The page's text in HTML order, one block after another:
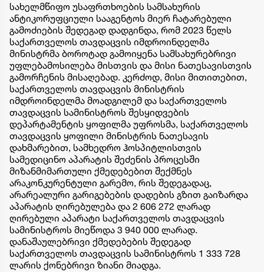
სახელმწიფო უსაფრთხოების სამსახურის
ანტიკორუფციული სააგენტოს მიერ ჩატარებული
გამოძიების შედეგად დადგინდა, რომ 2023 წელს
საქართველოს თავდაცვის იმდროინდელმა
მინისტრმა ბოროტად გამოიყენა სამსახურებრივი
უფლებამოსილება მისთვის და მისი ნათესავისთვის
გამორჩენის მისაღებად. კერძოდ, მისი მითითებით,
საქართველოს თავდაცვის მინისტრის
იმდროინდელმა მოადგილემ და საქართველოს
თავდაცვის სამინისტროს შესყიდვების
დეპარტამენტის ყოფილმა უფროსმა, საქართველოს
თავდაცვის ყოფილი მინისტრის ნათესავის
დახმარებით, სამხედრო ჰოსპიტლისთვის
სამედიცინო აპარატის შეძენის პროცესში
მიზანმიმართული ქმედებებით შექმნეს
არაკონკურენტული გარემო, რის შედეგადაც,
არარეალური გარიგებების დადების გზით გაიზარდა
აპარატის ღირებულება და 2 606 272 ლარად
ღირებული აპარატი საქართველოს თავდაცვის
სამინისტროს მიეწოდა 3 940 000 ლარად.
დანაშაულებრივი ქმედებების შედეგად
საქართველოს თავდაცვის სამინისტროს 1 333 728
ლარის ქონებრივი ზიანი მიადგა.